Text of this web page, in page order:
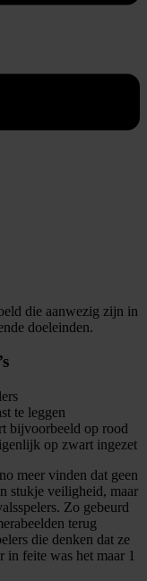
die aanwezig zijn in
doeleinden.
te leggen
bijvoorbeeld op rood
op zwart ingezet
meer vinden dat geen
stukje veiligheid, maar
Zo gebeurd
terug
die denken dat ze
in feite was het maar 1